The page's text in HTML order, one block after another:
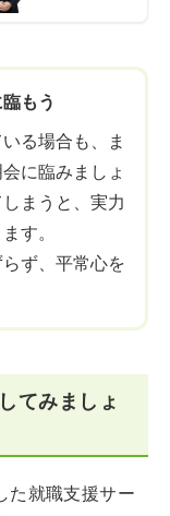
もう
る場合も、ま
に臨みましょ
まうと、実力
す。
ず、平常心を
てみましょ
た就職支援サー